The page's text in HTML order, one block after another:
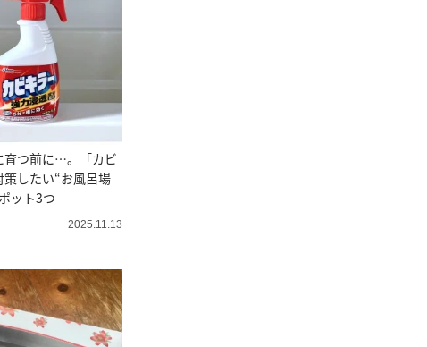
育つ前に…。「カビ
したい“お風呂場
ット3つ
2025.11.13